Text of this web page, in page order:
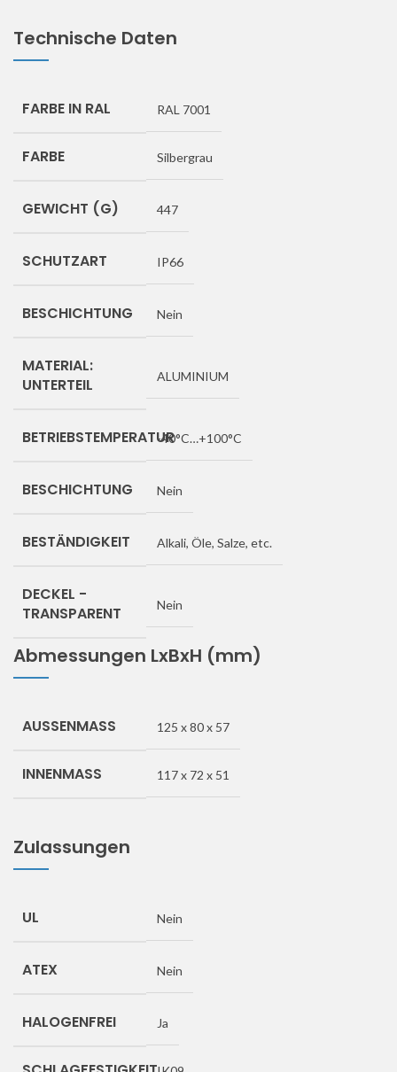
Technische Daten
FARBE IN RAL RAL 7001
FARBE Silbergrau
GEWICHT (G) 447
SCHUTZART IP66
BESCHICHTUNG Nein
MATERIAL:
UNTERTEIL
ALUMINIUM
BETRIEBSTEMPERATUR-40°C…+100°C
BESCHICHTUNG Nein
BESTÄNDIGKEIT Alkali, Öle, Salze, etc.
DECKEL -
TRANSPARENT
Nein
Abmessungen LxBxH (mm)
AUSSENMASS 125 x 80 x 57
INNENMASS 117 x 72 x 51
Zulassungen
UL Nein
ATEX Nein
HALOGENFREI Ja